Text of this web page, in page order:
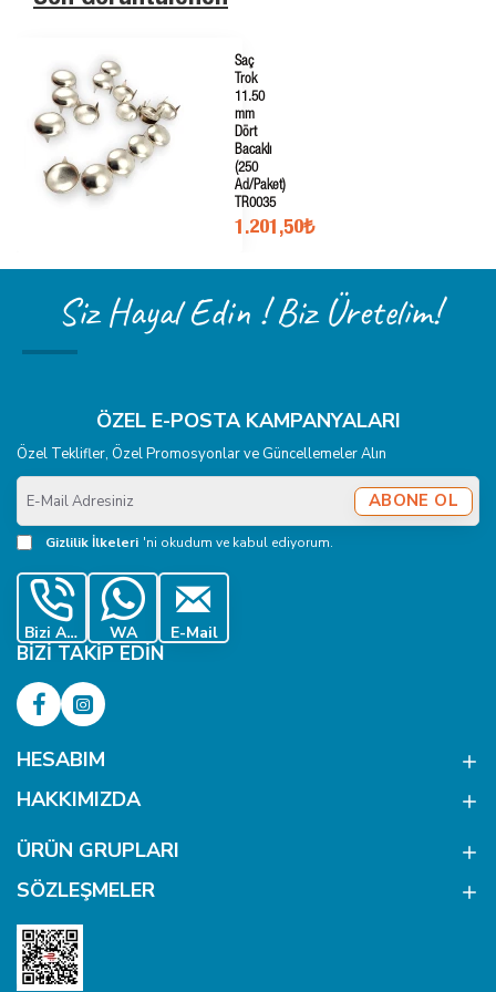
Saç
Trok
11.50
mm
Dört
Bacaklı
(250
Ad/Paket)
TR0035
1.201,50₺
Siz Hayal Edin ! Biz Üretelim!
ÖZEL E-POSTA KAMPANYALARI
Özel Teklifler, Özel Promosyonlar ve Güncellemeler Alın
E-
Mail
Adresiniz
ABONE OL
Gizlilik İlkeleri 'ni okudum ve kabul ediyorum.
Bizi Ara WA E-Mail
BIZI TAKIP EDIN
HESABIM
HAKKIMIZDA
ÜRÜN GRUPLARI
SÖZLEŞMELER